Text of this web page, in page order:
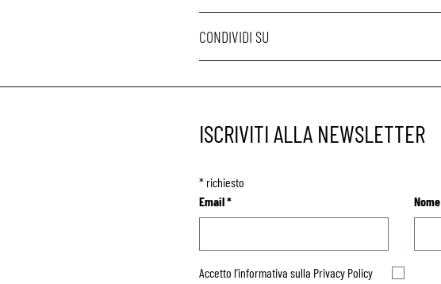
CONDIVIDI SU
ISCRIVITI ALLA NEWSLETTER
*richiesto
Email* Nome
Accetto l'informativa sulla Privacy Policy